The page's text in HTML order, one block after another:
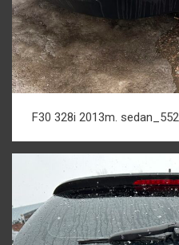
F30 328i 2013m. sedan_552